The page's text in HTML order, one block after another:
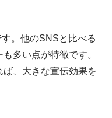
。他のSNSと比べる
多い点が特徴です。
、大きな宣伝効果を